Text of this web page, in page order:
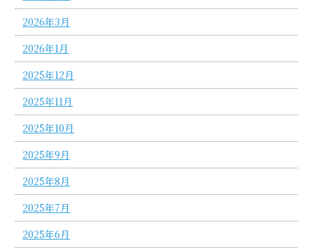
2026年3月
2026年1月
2025年12月
2025年11月
2025年10月
2025年9月
2025年8月
2025年7月
2025年6月